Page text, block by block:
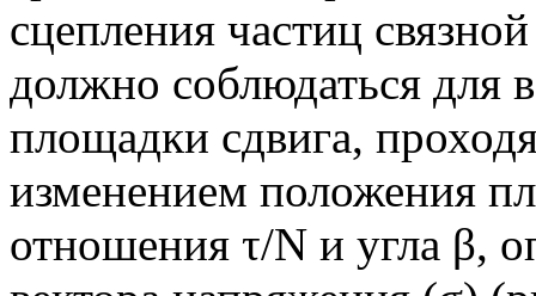
сцепления частиц
должно соблюдаться для
площадки сдвига,
изменением положения
отношения τ/N и угла β,